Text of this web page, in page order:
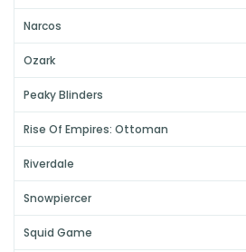
Narcos
Ozark
Peaky Blinders
Rise Of Empires: Ottoman
Riverdale
Snowpiercer
Squid Game